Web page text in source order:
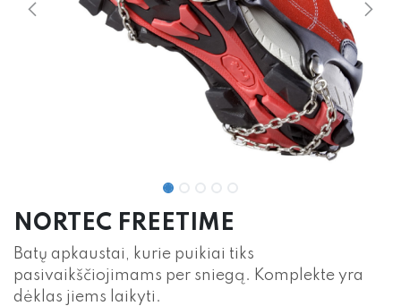
NORTEC FREETIME
Batų apkaustai, kurie puikiai tiks
pasivaikščiojimams per sniegą. Komplekte yra
dėklas jiems laikyti.